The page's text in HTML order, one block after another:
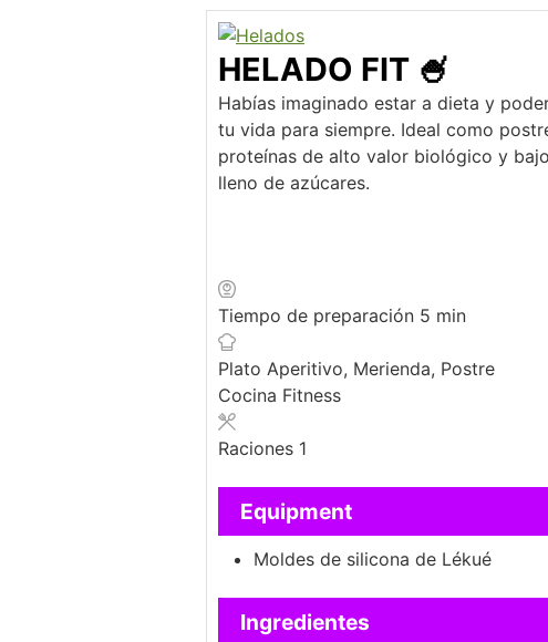
HELADO FIT 🍧
Habías imaginado estar a dieta y
tu vida para siempre. Ideal como
proteínas de alto valor biológico y
lleno de azúcares.
Tiempo de preparación 5 minutos
min
Plato Aperitivo, Merienda, Postre
Cocina Fitness
Raciones 1
Equipment
Moldes de silicona de Lékué
Ingredientes